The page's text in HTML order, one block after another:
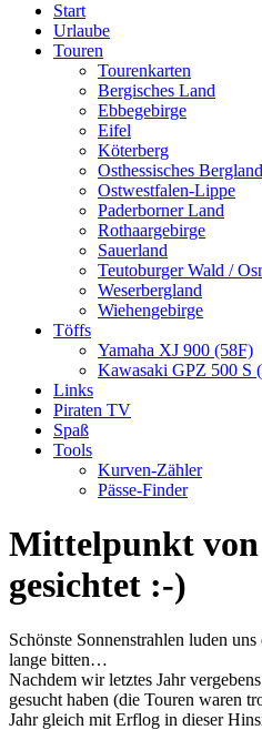
page
opens
page
opens
page
opens
Start
Urlaube
Touren
Tourenkarten
Bergisches Land
Ebbegebirge
Eifel
Köterberg
Osthessisches Bergland
Ostwestfalen-Lippe
Paderborner Land
Rothaargebirge
Sauerland
Teutoburger Wald /
Weserbergland
Wiehengebirge
Töffs
Yamaha XJ 900 (58F)
Kawasaki GPZ 500 S
Links
Piraten TV
Spaß
Tools
Kurven-Zähler
Pässe-Finder
Mittelpunkt
gesichtet :-)
Schönste Sonnenstrahlen luden
lange bitten…
Nachdem wir letztes Jahr vergebens
gesucht haben (die Touren waren
Jahr gleich mit Erflog in dieser